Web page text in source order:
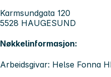
Karmsundgata 120
5528 HAUGESUND
Nøkkelinformasjon:
Arbeidsgivar: Helse Fonna